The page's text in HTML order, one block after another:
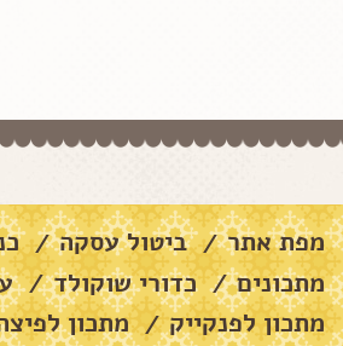
מפת אתר / ביטול עסקה /
מתכונים / כדורי שוקולד /
מתכון לפנקייק / מתכון